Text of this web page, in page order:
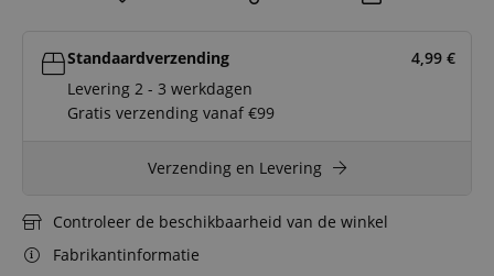
Standaardverzending 4,99 €
Levering 2 - 3 werkdagen
Gratis verzending vanaf €99
Verzending en Levering
Controleer de beschikbaarheid van de winkel
Fabrikantinformatie